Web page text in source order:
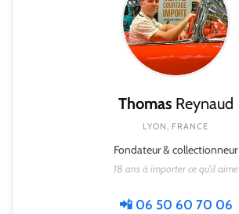
ThomasReynaud
LYON, FRANCE
Fondateur & collectionneur
18 ans à importer ce qu'il aime
📲 06 50 60 70 06